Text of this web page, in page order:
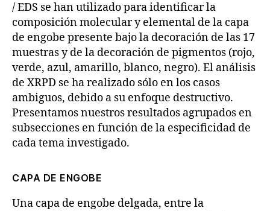
/ EDS se han utilizado para identificar la
composición molecular y elemental de la capa
de engobe presente bajo la decoración de las 17
muestras y de la decoración de pigmentos (rojo,
verde, azul, amarillo, blanco, negro). El análisis
de XRPD se ha realizado sólo en los casos
ambiguos, debido a su enfoque destructivo.
Presentamos nuestros resultados agrupados en
subsecciones en función de la especificidad de
cada tema investigado.
CAPA DE ENGOBE
Una capa de engobe delgada, entre la